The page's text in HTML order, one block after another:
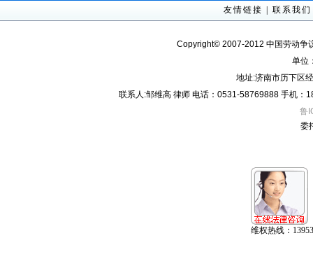
友情链接 联系我们
Copyright© 2007-2012 中国劳动争
单位
地址:济南市历下区
联系人:邹维高 律师 电话：0531-58769888 手机
鲁
委